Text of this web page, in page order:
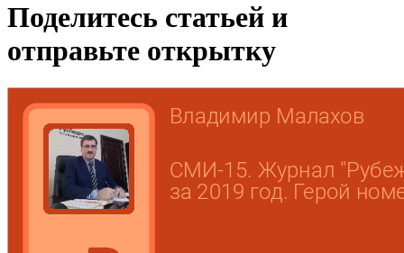
Поделитесь статьей и
отправьте открытку